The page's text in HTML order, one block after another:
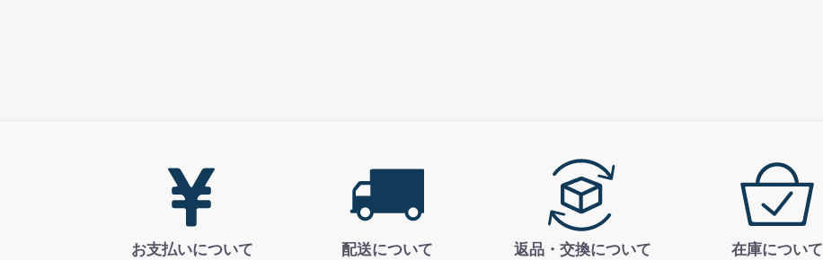
お支払いについて 配送について 返品・交換について 在庫について